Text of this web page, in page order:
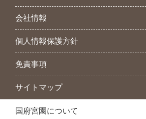
会社情報
個人情報保護方針
免責事項
サイトマップ
国府宮園について